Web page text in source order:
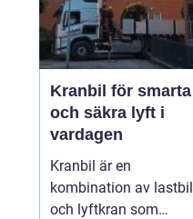
Kranbil för smarta
och säkra lyft i
vardagen
Kranbil är en
kombination av lastbil
och lyftkran som